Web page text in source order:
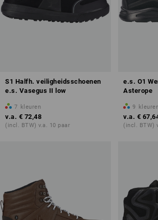
S1 Halfh. veiligheidsschoenen
e.s. Vasegus II low
7 kleuren
v.a. € 72,48
(incl. BTW) v.a. 10 paar
e.s. O1
Asterope
9 kleuren
v.a. €
(incl. BTW)